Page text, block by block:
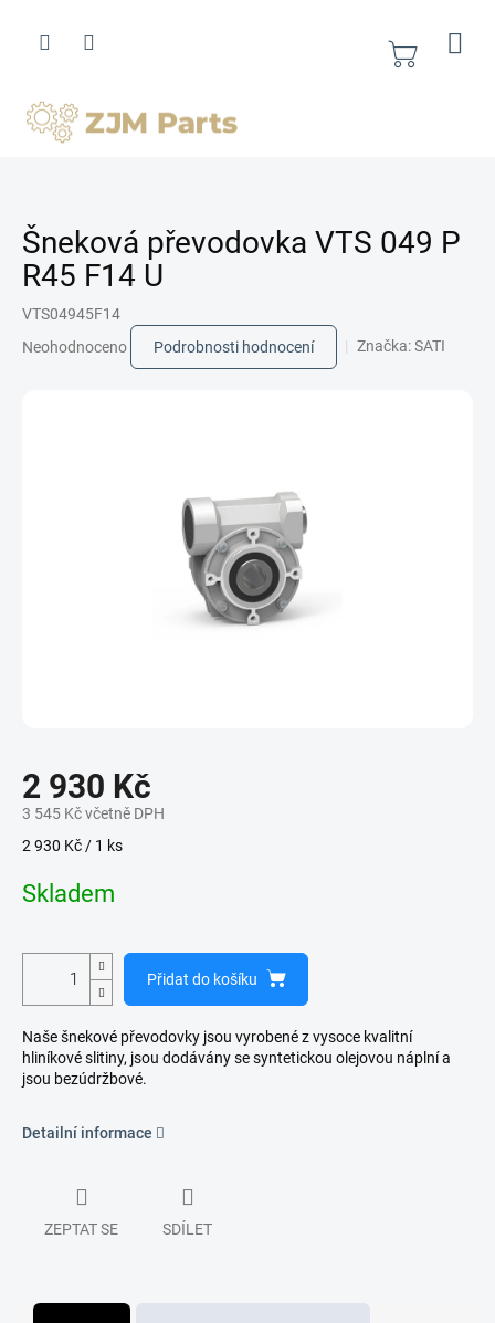
obsah
Nákupní
Šneková převodovka VTS 049 P
R45 F14 U
VTS04945F14
hodnocení
Neohodnoceno Podrobnosti hodnocení Značka:SATI
2 930 Kč
3 545 Kč včetně DPH
Měrná
2 930 Kč / 1 ks
Skladem
Přidat do košíku
Naše šnekové převodovky jsou vyrobené z vysoce kvalitní
hliníkové slitiny, jsou dodávány se syntetickou olejovou náplní a
jsou bezúdržbové.
Detailní informace
ZEPTAT SE SDÍLET